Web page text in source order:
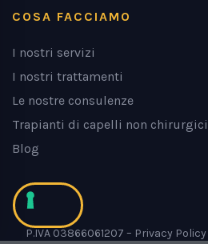
COSA FACCIAMO
I nostri servizi
I nostri trattamenti
Le nostre consulenze
Trapianti di capelli non chirurgici
Blog
P.IVA 03866061207 – Privacy Policy